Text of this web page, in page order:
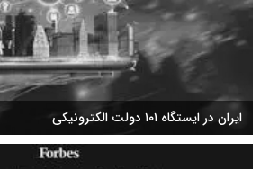
ایران در ایستگاه ۱۰۱ دولت الکترونیکی